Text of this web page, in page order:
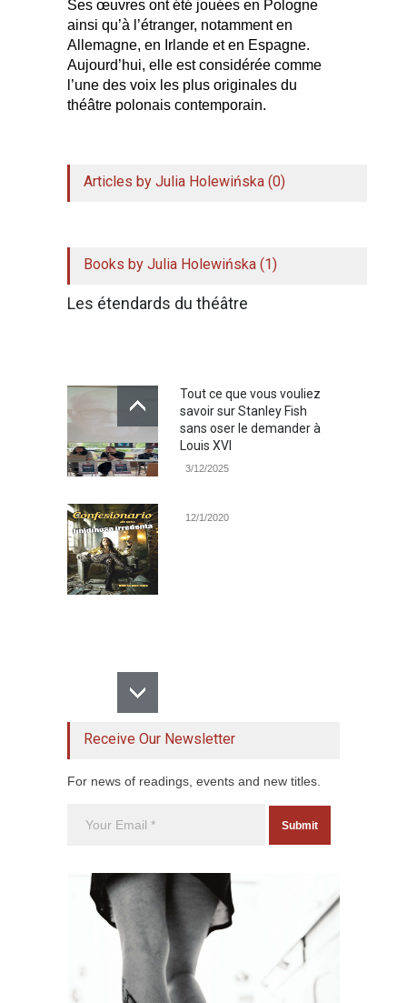
Ses œuvres ont été jouées en Pologne
ainsi qu’à l’étranger, notamment en
Allemagne, en Irlande et en Espagne.
Aujourd’hui, elle est considérée comme
l’une des voix les plus originales du
théâtre polonais contemporain.
Articles by Julia Holewińska (0)
Books by Julia Holewińska (1)
Les étendards du théâtre
Tout ce que vous vouliez
savoir sur Stanley Fish
sans oser le demander à
Louis XVI
3/12/2025
12/1/2020
Receive Our Newsletter
For news of readings, events and new titles.